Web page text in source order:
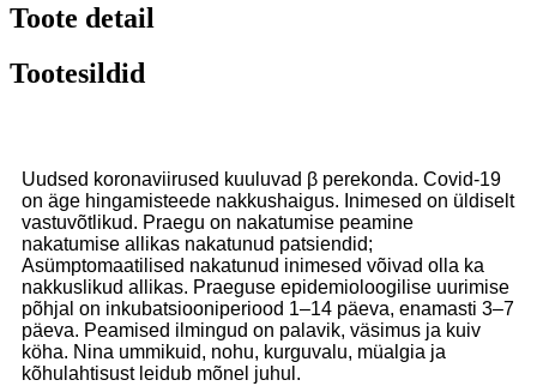
Toote detail
Tootesildid
Uudsed koronaviirused kuuluvad β perekonda. Covid-19
on äge hingamisteede nakkushaigus. Inimesed on üldiselt
vastuvõtlikud. Praegu on nakatumise peamine
nakatumise allikas nakatunud patsiendid;
Asümptomaatilised nakatunud inimesed võivad olla ka
nakkuslikud allikas. Praeguse epidemioloogilise uurimise
põhjal on inkubatsiooniperiood 1–14 päeva, enamasti 3–7
päeva. Peamised ilmingud on palavik, väsimus ja kuiv
köha. Nina ummikuid, nohu, kurguvalu, müalgia ja
kõhulahtisust leidub mõnel juhul.